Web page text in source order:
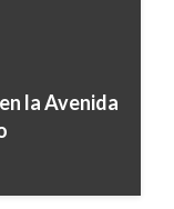
la Avenida